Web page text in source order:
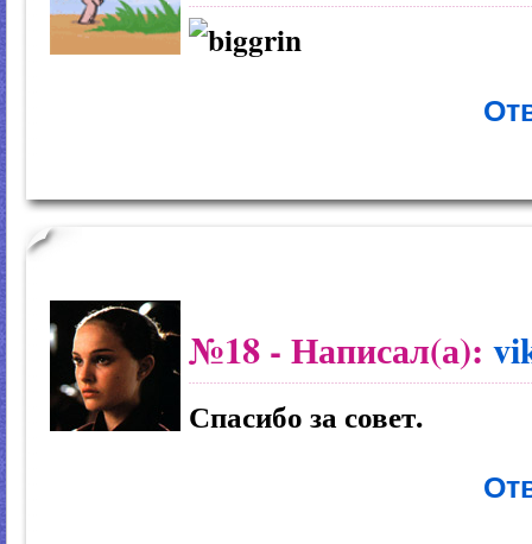
№18 - Написал(а):
Спасибо за совет.